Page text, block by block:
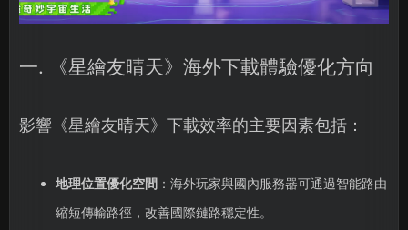
一. 《星繪友晴天》海外下載體驗優化方向
影響《星繪友晴天》下載效率的主要因素包括：
地理位置優化空間 ：海外玩家與國內服務器可通過智能路由
縮短傳輸路徑，改善國際鏈路穩定性。